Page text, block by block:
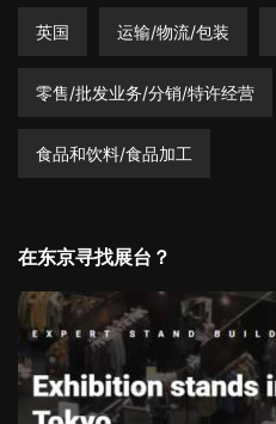
英国 运输/物流/包装
零售/批发业务/分销/特许经营
食品和饮料/食品加工
在东京寻找展台？